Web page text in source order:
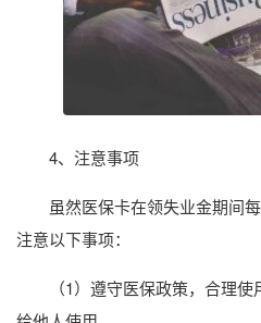
4、注意事项
虽然医保卡在领失业金期间
注意以下事项：
（1）遵守医保政策，合理